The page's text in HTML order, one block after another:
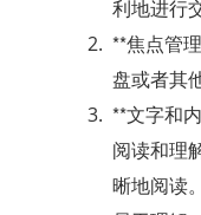
利地进行
**焦点管
盘或者其
**文字和
阅读和理
晰地阅读